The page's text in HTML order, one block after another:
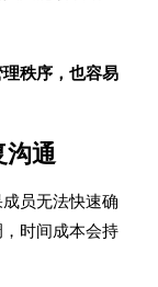
秩序，也容易
沟通
员无法快速确
时间成本会持